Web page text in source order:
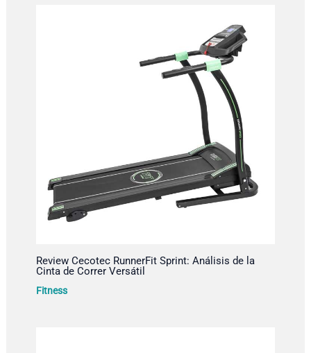
Review Cecotec RunnerFit Sprint: Análisis de la
Cinta de Correr Versátil
Fitness